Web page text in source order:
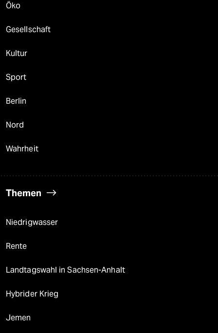
Öko
Gesellschaft
Kultur
Sport
Berlin
Nord
Wahrheit
Themen
Niedrigwasser
Rente
Landtagswahl in Sachsen-Anhalt
Hybrider Krieg
Jemen